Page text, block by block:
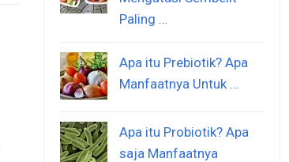
Paling …
Apa itu Prebiotik? Apa
Manfaatnya Untuk …
Apa itu Probiotik? Apa
saja Manfaatnya